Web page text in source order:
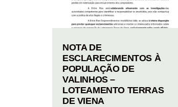
NOTA DE
ESCLARECIMENTOS À
POPULAÇÃO DE
VALINHOS –
LOTEAMENTO TERRAS
DE VIENA